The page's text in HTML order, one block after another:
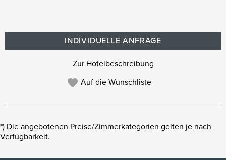
INDIVIDUELLE ANFRAGE
Zur Hotelbeschreibung
Auf die Wunschliste
*) Die angebotenen Preise/Zimmerkategorien gelten je nach
Verfügbarkeit.